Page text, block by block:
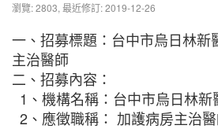
瀏覽: 2803, 最近修訂: 2019-12-26
一、招募標題：台中市烏日林新
主治醫師
二、招募內容：
1、機構名稱：台中市烏日林新
2、應徵職稱： 加護病房主治